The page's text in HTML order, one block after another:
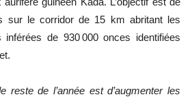
sur le corridor de 15 km abritant les
inférées de 930 000 onces identifiées
reste de l’année est d’augmenter les